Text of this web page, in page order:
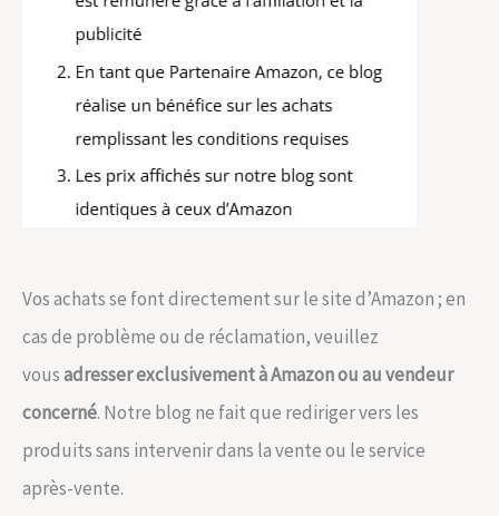
Vos achats se font directement sur le site d’Amazon ; en
cas de problème ou de réclamation, veuillez
vousadresser exclusivement à Amazon ou au vendeur
concerné. Notre blog ne fait que rediriger vers les
produits sans intervenir dans la vente ou le service
après-vente.